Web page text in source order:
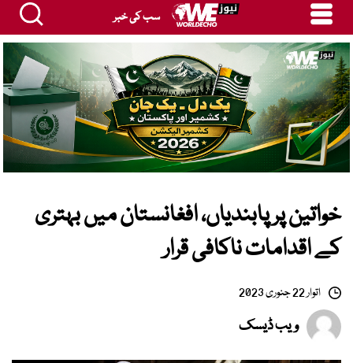
سب کی خبر
خواتین پر پابندیاں، افغانستان میں بہتری
کے اقدامات ناکافی قرار
اتوار 22 جنوری 2023
ویب ڈیسک